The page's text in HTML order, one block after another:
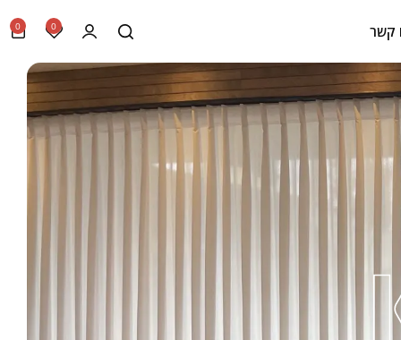
קשר 0
0